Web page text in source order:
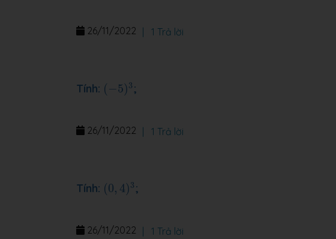
26/11/2022 1 Trả lời
Tính: (−5)3
( 5)3;
26/11/2022 1 Trả lời
Tính: (0, 4)3
(0 4)3;
26/11/2022 1 Trả lời